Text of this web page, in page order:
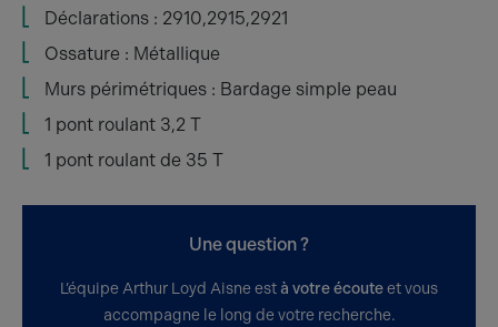
Déclarations : 2910,2915,2921
Ossature : Métallique
Murs périmétriques : Bardage simple peau
1 pont roulant 3,2 T
1 pont roulant de 35 T
Une question ?
L’équipe Arthur Loyd Aisne est à votre écouteet vous
accompagne le long de votre recherche.